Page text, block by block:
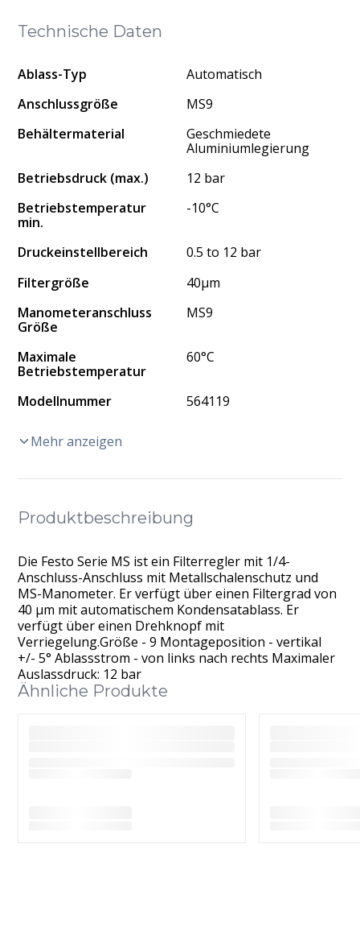
Technische Daten
Ablass-Typ
Automatisch
Anschlussgröße
MS9
Behältermaterial
Geschmiedete
Aluminiumlegierung
Betriebsdruck (max.)
12 bar
Betriebstemperatur
min.
-10°C
Druckeinstellbereich
0.5 to 12 bar
Filtergröße
40μm
Manometeranschluss
Größe
MS9
Maximale
Betriebstemperatur
60°C
Modellnummer 564119
Mehr anzeigen
Produktbeschreibung
Die Festo Serie MS ist ein Filterregler mit 1/4-
Anschluss-Anschluss mit Metallschalenschutz und
MS-Manometer. Er verfügt über einen Filtergrad von
40 μm mit automatischem Kondensatablass. Er
verfügt über einen Drehknopf mit
Verriegelung.Größe - 9 Montageposition - vertikal
+/- 5° Ablassstrom - von links nach rechts Maximaler
Auslassdruck: 12 bar
Ähnliche Produkte